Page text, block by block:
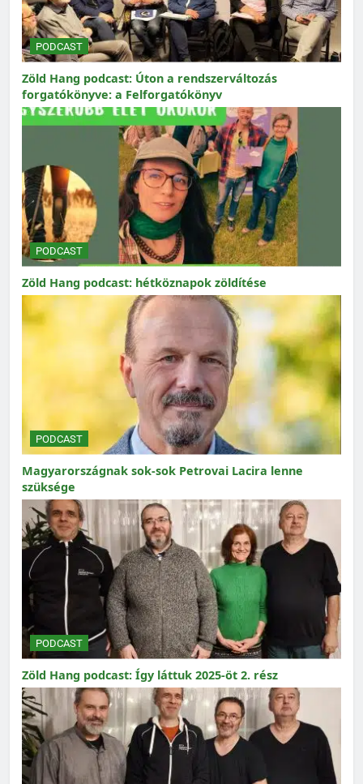
PODCAST
Zöld Hang podcast: Úton a rendszerváltozás
forgatókönyve: a Felforgatókönyv
PODCAST
Zöld Hang podcast: hétköznapok zöldítése
PODCAST
Magyarországnak sok-sok Petrovai Lacira lenne
szüksége
PODCAST
Zöld Hang podcast: Így láttuk 2025-öt 2. rész